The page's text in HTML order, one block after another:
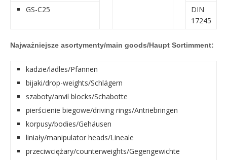
GS-C25
DIN
17245
Najważniejsze asortymenty/main goods/Haupt Sortimment:
kadzie/ladles/Pfannen
bijaki/drop-weights/Schlägern
szaboty/anvil blocks/Schabotte
pierścienie biegowe/driving rings/Antriebringen
korpusy/bodies/Gehäusen
liniały/manipulator heads/Lineale
przeciwciężary/counterweights/Gegengewichte